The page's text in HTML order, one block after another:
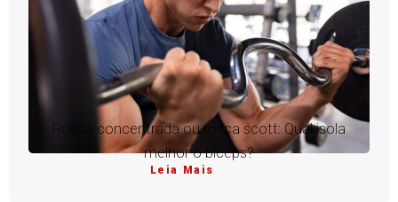
Rosca concentrada ou rosca scott: Qual isola
melhor o bíceps?
Leia Mais